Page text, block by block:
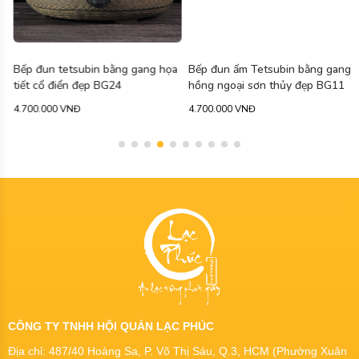
Bếp đun tetsubin bằng gang họa
tiết cổ điển đẹp BG24
4.700.000 VNĐ
Bếp đun ấm Tetsubin bằng gang
hồng ngoại sơn thủy đẹp BG11
4.700.000 VNĐ
CÔNG TY TNHH HỘI QUÁN LẠC PHÚC
Địa chỉ: 487/40 Hoàng Sa, P. Võ Thị Sáu, Q.3, HCM (Phường Xuân